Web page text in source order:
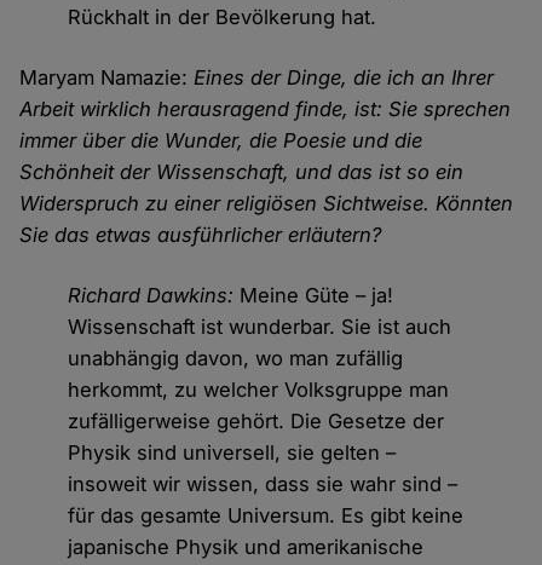
Rückhalt in der Bevölkerung hat.
Maryam Namazie:Eines der Dinge, die ich an Ihrer
Arbeit wirklich herausragend finde, ist: Sie sprechen
immer über die Wunder, die Poesie und die
Schönheit der Wissenschaft, und das ist so ein
Widerspruch zu einer religiösen Sichtweise. Könnten
Sie das etwas ausführlicher erläutern?
Richard Dawkins: Meine Güte – ja!
Wissenschaft ist wunderbar. Sie ist auch
unabhängig davon, wo man zufällig
herkommt, zu welcher Volksgruppe man
zufälligerweise gehört. Die Gesetze der
Physik sind universell, sie gelten –
insoweit wir wissen, dass sie wahr sind –
für das gesamte Universum. Es gibt keine
japanische Physik und amerikanische